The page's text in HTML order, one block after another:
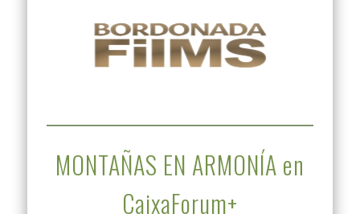
MONTAÑAS EN ARMONÍA en
CaixaForum+